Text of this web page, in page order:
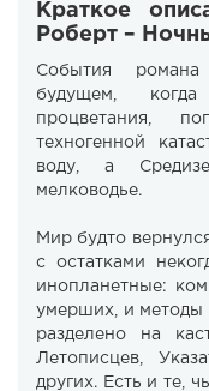
Краткое
Роберт –
События романа
будущем,
процветания,
техногенной
воду, а
мелководье.
Мир будто
с остатками
инопланетные:
умерших, и методы
разделено на
Летописцев,
других. Есть и те,